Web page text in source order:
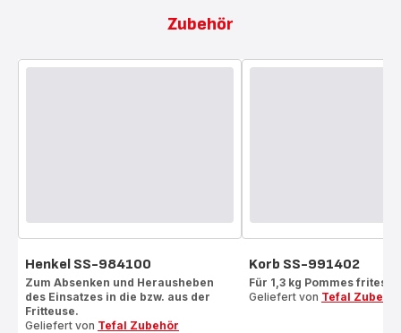
Zubehör
Henkel SS-984100
Zum Absenken und Herausheben
des Einsatzes in die bzw. aus der
Fritteuse.
Geliefert von Tefal Zubehör
Korb SS-991402
Für 1,3 kg Pommes frites!
Geliefert von Tefal